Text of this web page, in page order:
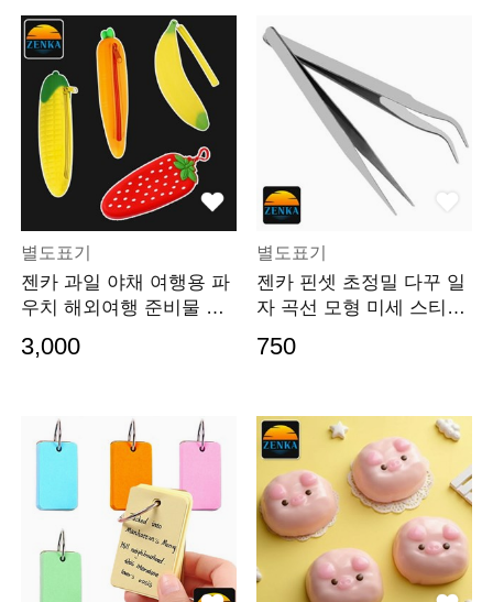
별도표기
젠카 과일 야채 여행용 파
우치 해외여행 준비물 여
행 캐리어 백스인
3,000
별도표기
젠카 핀셋 초정밀 다꾸 일
자 곡선 모형 미세 스티커
집게 스테인레스
750